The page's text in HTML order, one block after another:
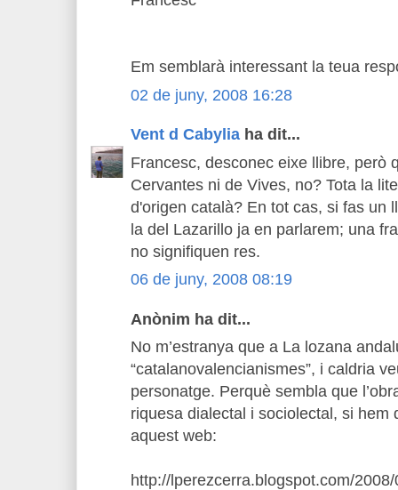
Em semblarà interessant la teua
02 de juny, 2008 16:28
Vent d Cabylia ha dit...
Francesc, desconec eixe llibre, però
Cervantes ni de Vives, no? Tota la
d'origen català? En tot cas, si fas un
la del Lazarillo ja en parlarem; una
no signifiquen res.
06 de juny, 2008 08:19
Anònim ha dit...
No m’estranya que a La lozana
“catalanovalencianismes”, i caldria
personatge. Perquè sembla que
riquesa dialectal i sociolectal, si hem
aquest web:
http://lperezcerra.blogspot.com/